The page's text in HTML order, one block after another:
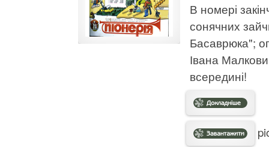
В номері
сонячних
Басаврюка";
Івана
всередині!